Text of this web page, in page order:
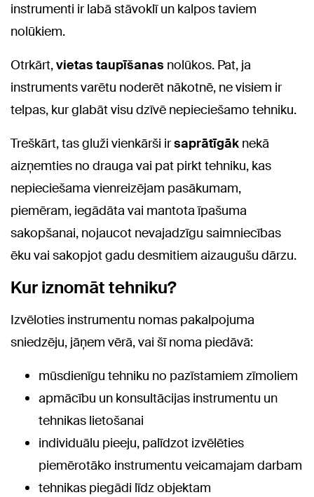
instrumenti ir labā stāvoklī un kalpos taviem
nolūkiem.
Otrkārt,vietas taupīšanas nolūkos. Pat, ja
instruments varētu noderēt nākotnē, ne visiem ir
telpas, kur glabāt visu dzīvē nepieciešamo tehniku.
Treškārt, tas gluži vienkārši irsaprātīgāk nekā
aizņemties no drauga vai pat pirkt tehniku, kas
nepieciešama vienreizējam pasākumam,
piemēram, iegādāta vai mantota īpašuma
sakopšanai, nojaucot nevajadzīgu saimniecības
ēku vai sakopjot gadu desmitiem aizaugušu dārzu.
Kur iznomāt tehniku?
Izvēloties instrumentu nomas pakalpojuma
sniedzēju, jāņem vērā, vai šī noma piedāvā:
mūsdienīgu tehniku no pazīstamiem zīmoliem
apmācību un konsultācijas instrumentu un
tehnikas lietošanai
individuālu pieeju, palīdzot izvēlēties
piemērotāko instrumentu veicamajam darbam
tehnikas piegādi līdz objektam